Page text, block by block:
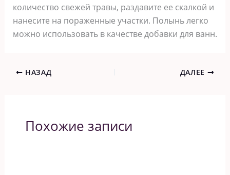
количество свежей травы, раздавите ее скалкой и
нанесите на пораженные участки. Полынь легко
можно использовать в качестве добавки для ванн.
НАЗАД ДАЛЕЕ
Похожие записи